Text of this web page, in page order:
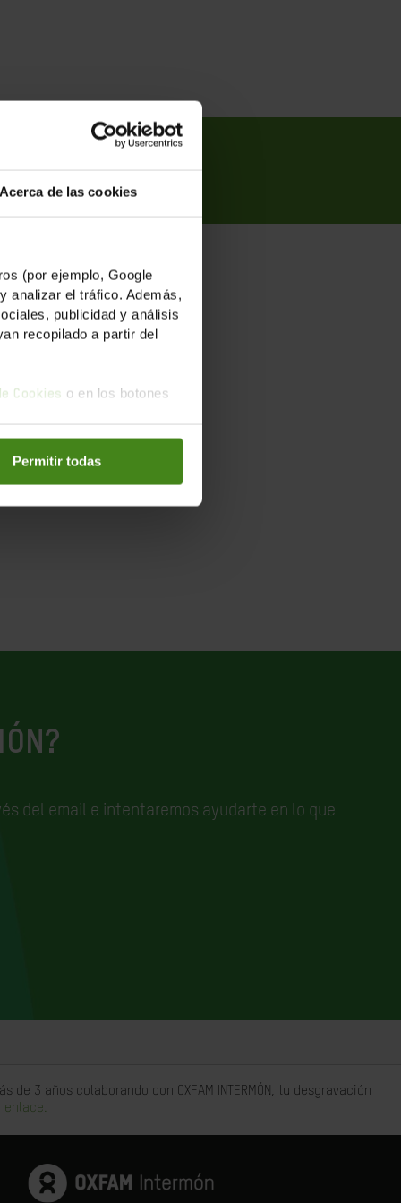
Acerca de las cookies
(por ejemplo, Google
analizar el tráfico. Además,
publicidad y análisis
recopilado a partir del
Cookies o en los botones
Permitir todas
del email e intentaremos ayudarte en lo que
3 años colaborando con OXFAM INTERMÓN, tu desgravación
enlace.